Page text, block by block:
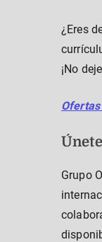
¿Eres
¡No
Grupo